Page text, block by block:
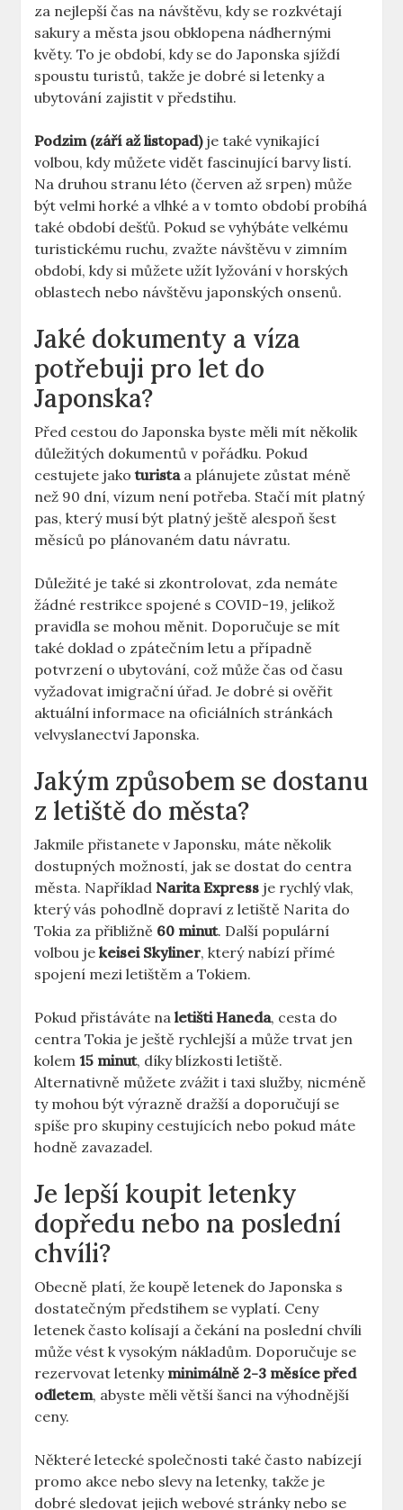
za nejlepší čas na návštěvu, kdy se rozkvétají
sakury a města jsou obklopena nádhernými
květy. To je období, kdy se do Japonska sjíždí
spoustu turistů, takže je dobré si letenky a
ubytování zajistit v předstihu.
Podzim (září až listopad)je také vynikající
volbou, kdy můžete vidět fascinující barvy listí.
Na druhou stranu léto (červen až srpen) může
být velmi horké a vlhké a v tomto období probíhá
také období dešťů. Pokud se vyhýbáte velkému
turistickému ruchu, zvažte návštěvu v zimním
období, kdy si můžete užít lyžování v horských
oblastech nebo návštěvu japonských onsenů.
Jaké dokumenty a víza
potřebuji pro let do
Japonska?
Před cestou do Japonska byste měli mít několik
důležitých dokumentů v pořádku. Pokud
cestujete jakoturistaa plánujete zůstat méně
než 90 dní, vízum není potřeba. Stačí mít platný
pas, který musí být platný ještě alespoň šest
měsíců po plánovaném datu návratu.
Důležité je také si zkontrolovat, zda nemáte
žádné restrikce spojené s COVID-19, jelikož
pravidla se mohou měnit. Doporučuje se mít
také doklad o zpátečním letu a případně
potvrzení o ubytování, což může čas od času
vyžadovat imigrační úřad. Je dobré si ověřit
aktuální informace na oficiálních stránkách
velvyslanectví Japonska.
Jakým způsobem se dostanu
z letiště do města?
Jakmile přistanete v Japonsku, máte několik
dostupných možností, jak se dostat do centra
města. Například Narita Express je rychlý vlak,
který vás pohodlně dopraví z letiště Narita do
Tokia za přibližně 60 minut. Další populární
volbou jekeisei Skyliner, který nabízí přímé
spojení mezi letištěm a Tokiem.
Pokud přistáváte naletišti Haneda, cesta do
centra Tokia je ještě rychlejší a může trvat jen
kolem 15 minut, díky blízkosti letiště.
Alternativně můžete zvážit i taxi služby, nicméně
ty mohou být výrazně dražší a doporučují se
spíše pro skupiny cestujících nebo pokud máte
hodně zavazadel.
Je lepší koupit letenky
dopředu nebo na poslední
chvíli?
Obecně platí, že koupě letenek do Japonska s
dostatečným předstihem se vyplatí. Ceny
letenek často kolísají a čekání na poslední chvíli
může vést k vysokým nákladům. Doporučuje se
rezervovat letenky minimálně 2-3 měsíce před
odletem, abyste měli větší šanci na výhodnější
ceny.
Některé letecké společnosti také často nabízejí
promo akce nebo slevy na letenky, takže je
dobré sledovat jejich webové stránky nebo se